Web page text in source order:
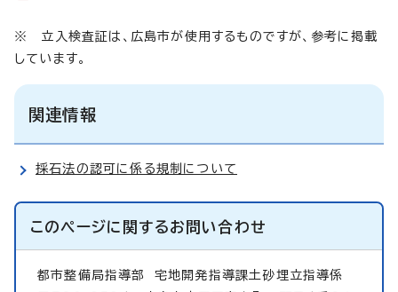
※ 立入検査証は、広島市が使用するものですが、参考に掲載
しています。
関連情報
採石法の認可に係る規制について
このページに関するお問い合わせ
都市整備局指導部 宅地開発指導課土砂埋立指導係